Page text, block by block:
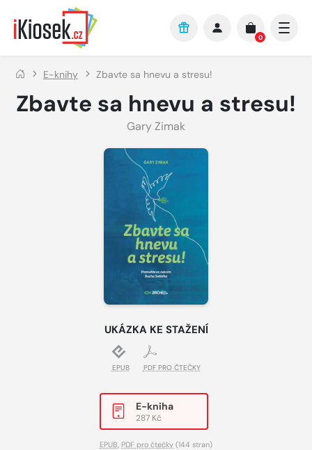
Přejít na hlavní obsah
0
E-knihy Zbavte sa hnevu a stresu!
Zbavte sa hnevu a stresu!
Gary Zimak
UKÁZKA KE STAŽENÍ
EPUB PDF PRO ČTEČKY
E-kniha
287 Kč
EPUB PDF pro čtečky (144 stran)